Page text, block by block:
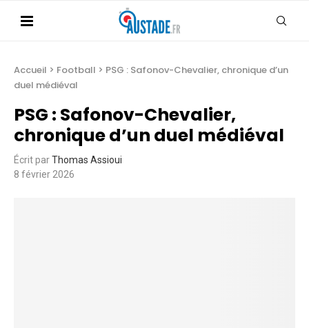
Accueil > Football > PSG : Safonov-Chevalier, chronique d’un
duel médiéval
PSG : Safonov-Chevalier,
chronique d’un duel médiéval
Écrit parThomas Assioui
8 février 2026